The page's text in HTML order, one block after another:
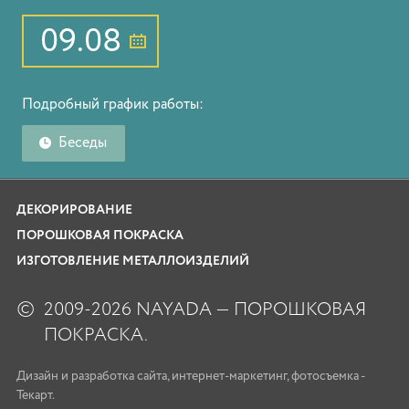
09.08
Подробный график работы:
Беседы
ДЕКОРИРОВАНИЕ
ПОРОШКОВАЯ ПОКРАСКА
ИЗГОТОВЛЕНИЕ МЕТАЛЛОИЗДЕЛИЙ
© 2009-2026 NAYADA — ПОРОШКОВАЯ
ПОКРАСКА.
Дизайн и разработка сайта, интернет-маркетинг,фотосъемка -
Текарт.